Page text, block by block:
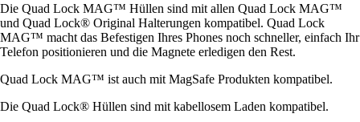
Die Quad Lock MAG™ Hüllen sind mit allen Quad Lock MAG™
und Quad Lock® Original Halterungen kompatibel. Quad Lock
MAG™ macht das Befestigen Ihres Phones noch schneller, einfach Ihr
Telefon positionieren und die Magnete erledigen den Rest.
Quad Lock MAG™ ist auch mit MagSafe Produkten kompatibel.
Die Quad Lock® Hüllen sind mit kabellosem Laden kompatibel.